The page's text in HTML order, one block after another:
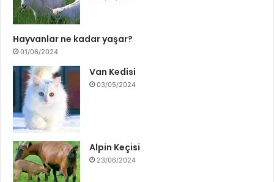
Hayvanlar ne kadar yaşar?
01/06/2024
Van Kedisi
03/05/2024
Alpin Keçisi
23/06/2024